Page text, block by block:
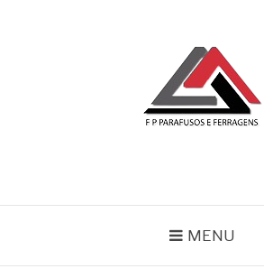
MENU